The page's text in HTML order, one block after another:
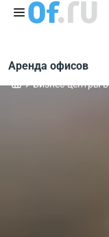
Аренда офисов
Бизнес-центры